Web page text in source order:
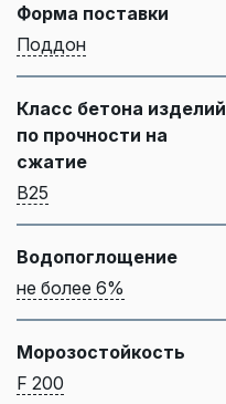
Форма поставки
Поддон
Класс бетона изделий
по прочности на
сжатие
B25
Водопоглощение
не более 6%
Морозостойкость
F 200